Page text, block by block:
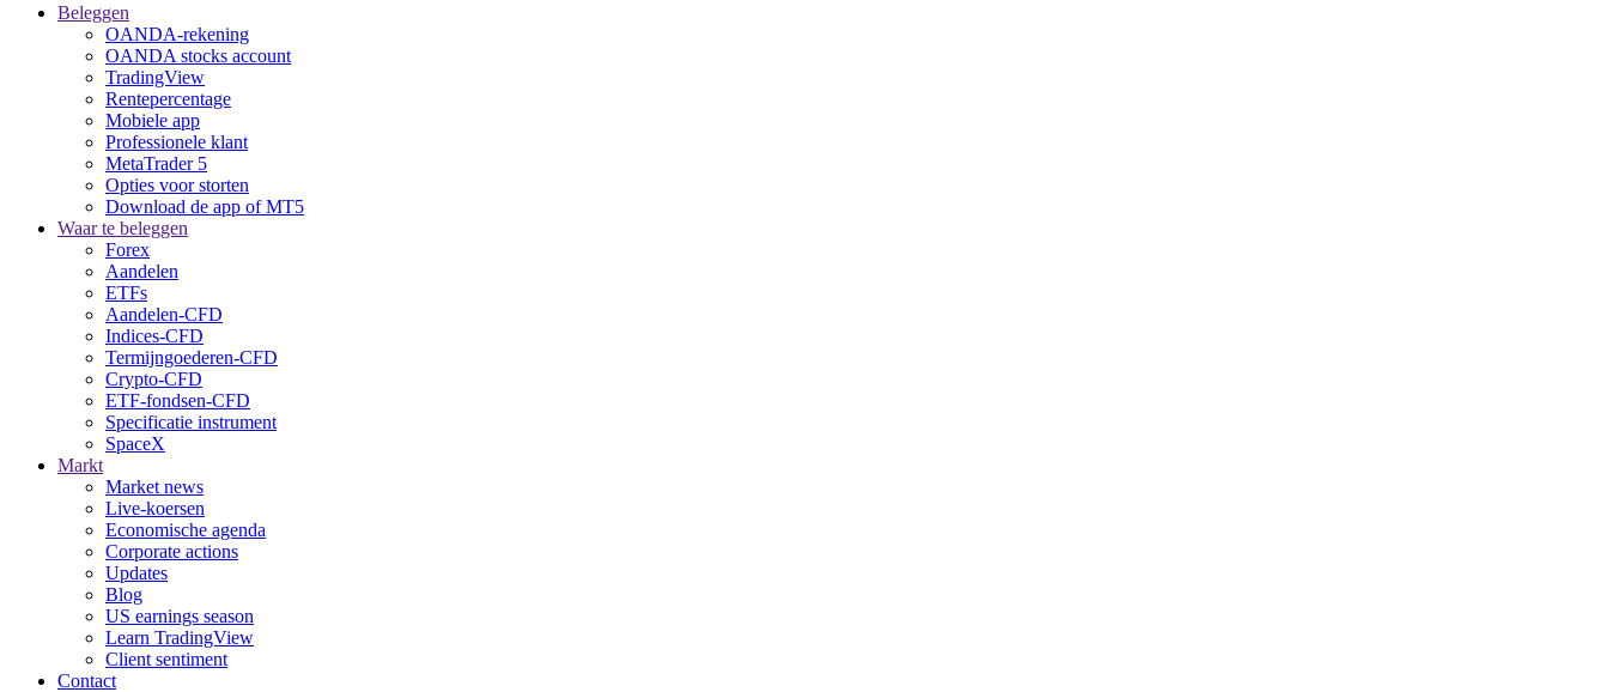
Beleggen
OANDA-rekening
OANDA stocks account
TradingView
Rentepercentage
Mobiele app
Professionele klant
MetaTrader 5
Opties voor storten
Download de app of MT5
Waar te beleggen
Forex
Aandelen
ETFs
Aandelen-CFD
Indices-CFD
Termijngoederen-CFD
Crypto-CFD
ETF-fondsen-CFD
Specificatie instrument
SpaceX
Markt
Market news
Live-koersen
Economische agenda
Corporate actions
Updates
Blog
US earnings season
Learn TradingView
Client sentiment
Contact